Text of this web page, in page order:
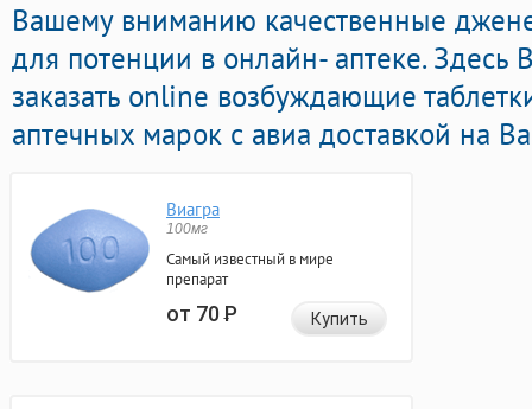
Вашему вниманию качественные
для потенции в онлайн- аптеке.
заказать online возбуждающие
аптечных марок с авиа доставкой на
Виагра
100мг
Самый известный в мире
препарат
от 70Р Купить